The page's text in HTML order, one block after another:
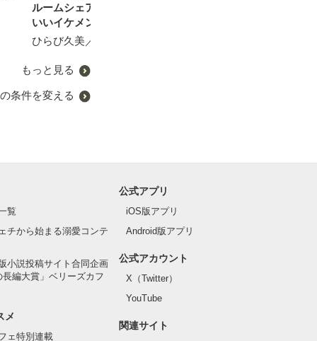
ルームシェア（原題『かわ
いいイケメン、拾いまし
た』）【クリスマス番外
ひらび久美／著
もっと見る
条件を変える
覧
チから始まる溺愛コンテ
小説投稿サイト合同企画
長編大賞」ベリーズカフ
メ
ェ特別連載
公式アプリ
iOS版アプリ
Android版アプリ
公式アカウント
X（Twitter）
YouTube
関連サイト